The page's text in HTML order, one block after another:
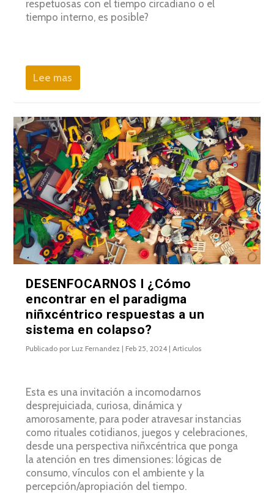
respetuosas con el tiempo circadiano o el
tiempo interno, es posible?
Lee mas
DESENFOCARNOS I ¿Cómo
encontrar en el paradigma
niñxcéntrico respuestas a un
sistema en colapso?
Publicado por Luz Fernandez | Feb 25, 2024 |Artículos
Esta es una invitación a incomodarnos
desprejuiciada, curiosa, dinámica y
amorosamente, para poder atravesar instancias
como rituales cotidianos, juegos y celebraciones,
desde una perspectiva niñxcéntrica que ponga
la atención en tres dimensiones: lógicas de
consumo, vínculos con el ambiente y la
percepción/apropiación del tiempo.